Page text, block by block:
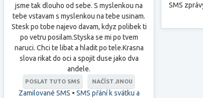
jsme tak dlouho od sebe. S myslenkou na
tebe vstavam s myslenkou na tebe usinam.
Stesk po tobe najevo davam, kdyz polibek ti
po vetru posilam.Styska se mi po tvem
naruci. Chci te libat a hladit po tele.Krasna
slova rikat do oci a spojit duse jako dva
andele.
POSLAT TUTO SMS NAČÍST JINOU
Zamilované SMS • SMS přání k svátku a
SMS